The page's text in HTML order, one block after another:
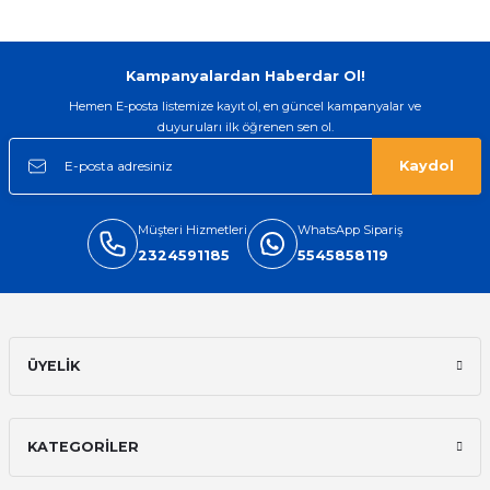
Kampanyalardan Haberdar Ol!
Hemen E-posta listemize kayıt ol, en güncel kampanyalar ve
duyuruları ilk öğrenen sen ol.
Kaydol
Müşteri Hizmetleri
2324591185
WhatsApp Sipariş
5545858119
ÜYELİK
KATEGORİLER